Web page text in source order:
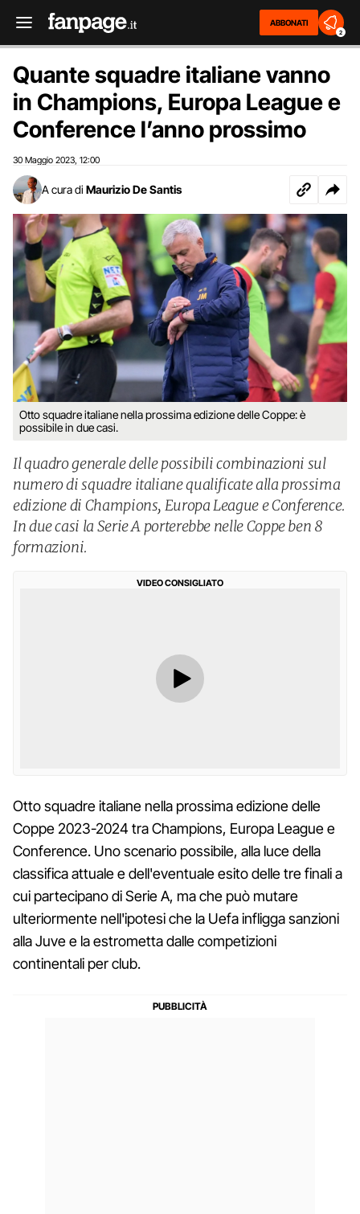
ABBONATI
2
Quante squadre italiane vanno
in Champions, Europa League e
Conference l’anno prossimo
30 Maggio 2023 12:00
A cura di Maurizio De Santis
Otto squadre italiane nella prossima edizione delle Coppe: è
possibile in due casi.
Il quadro generale delle possibili combinazioni sul
numero di squadre italiane qualificate alla prossima
edizione di Champions, Europa League e Conference.
In due casi la Serie A porterebbe nelle Coppe ben 8
formazioni.
VIDEO CONSIGLIATO
Otto squadre italiane nella prossima edizione delle
Coppe 2023-2024 tra Champions, Europa League e
Conference. Uno scenario possibile, alla luce della
classifica attuale e dell'eventuale esito delle tre finali a
cui partecipano di Serie A, ma che può mutare
ulteriormente nell'ipotesi che la Uefa infligga sanzioni
alla Juve e la estrometta dalle competizioni
continentali per club.